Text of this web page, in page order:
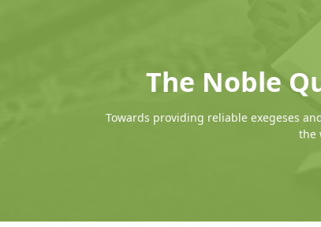
The Noble
Towards providing reliable exegeses
the